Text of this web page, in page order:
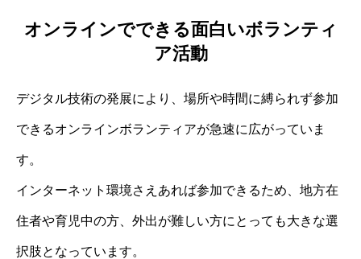
オンラインでできる面白いボランティ
ア活動
デジタル技術の発展により、場所や時間に縛られず参加
できるオンラインボランティアが急速に広がっていま
す。
インターネット環境さえあれば参加できるため、地方在
住者や育児中の方、外出が難しい方にとっても大きな選
択肢となっています。